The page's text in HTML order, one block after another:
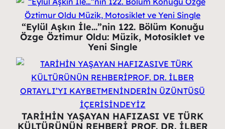
“Eylül Aşkın İle…”nin 122. Bölüm Konuğu
Özge Öztimur Oldu: Müzik, Motosiklet ve
Yeni Single
TARİHİN YAŞAYAN HAFIZASI VE TÜRK
KÜLTÜRÜNÜN REHBERİ PROF. DR. İLBER